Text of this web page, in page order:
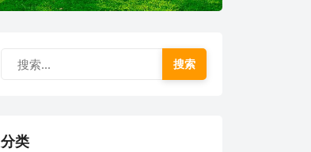
搜索
分类